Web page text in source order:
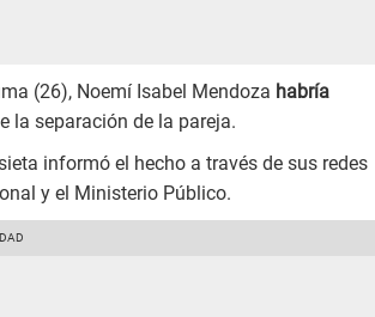
(26), Noemí Isabel Mendoza habría
la separación de la pareja.
informó el hecho a través de sus redes
y el Ministerio Público.